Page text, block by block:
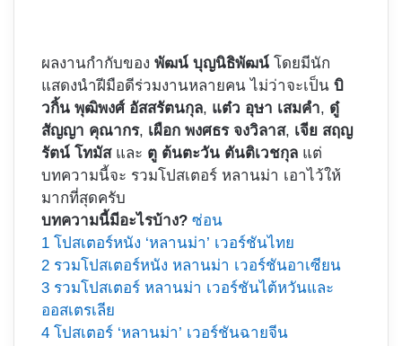
ผลงานกำกับของ พัฒน์ บุญนิธิพัฒน์ โดยมีนัก
แสดงนำฝีมือดีร่วมงานหลายคน ไม่ว่าจะเป็น บิ
วกิ้น พุฒิพงศ์ อัสสรัตนกุล, แต๋ว อุษา เสมคำ, ดู๋
สัญญา คุณากร, เผือก พงศธร จงวิลาส, เจีย สฤญ
รัตน์ โทมัสและ ตู ต้นตะวัน ตันติเวชกุล แต่
บทความนี้จะ รวมโปสเตอร์ หลานม่า เอาไว้ให้
มากที่สุดครับ
บทความนี้มีอะไรบ้าง? ซ่อน
1 โปสเตอร์หนัง ‘หลานม่า’ เวอร์ชันไทย
2 รวมโปสเตอร์หนัง หลานม่า เวอร์ชันอาเซียน
3 รวมโปสเตอร์ หลานม่า เวอร์ชันไต้หวันและ
ออสเตรเลีย
4 โปสเตอร์ ‘หลานม่า’ เวอร์ชันฉายจีน